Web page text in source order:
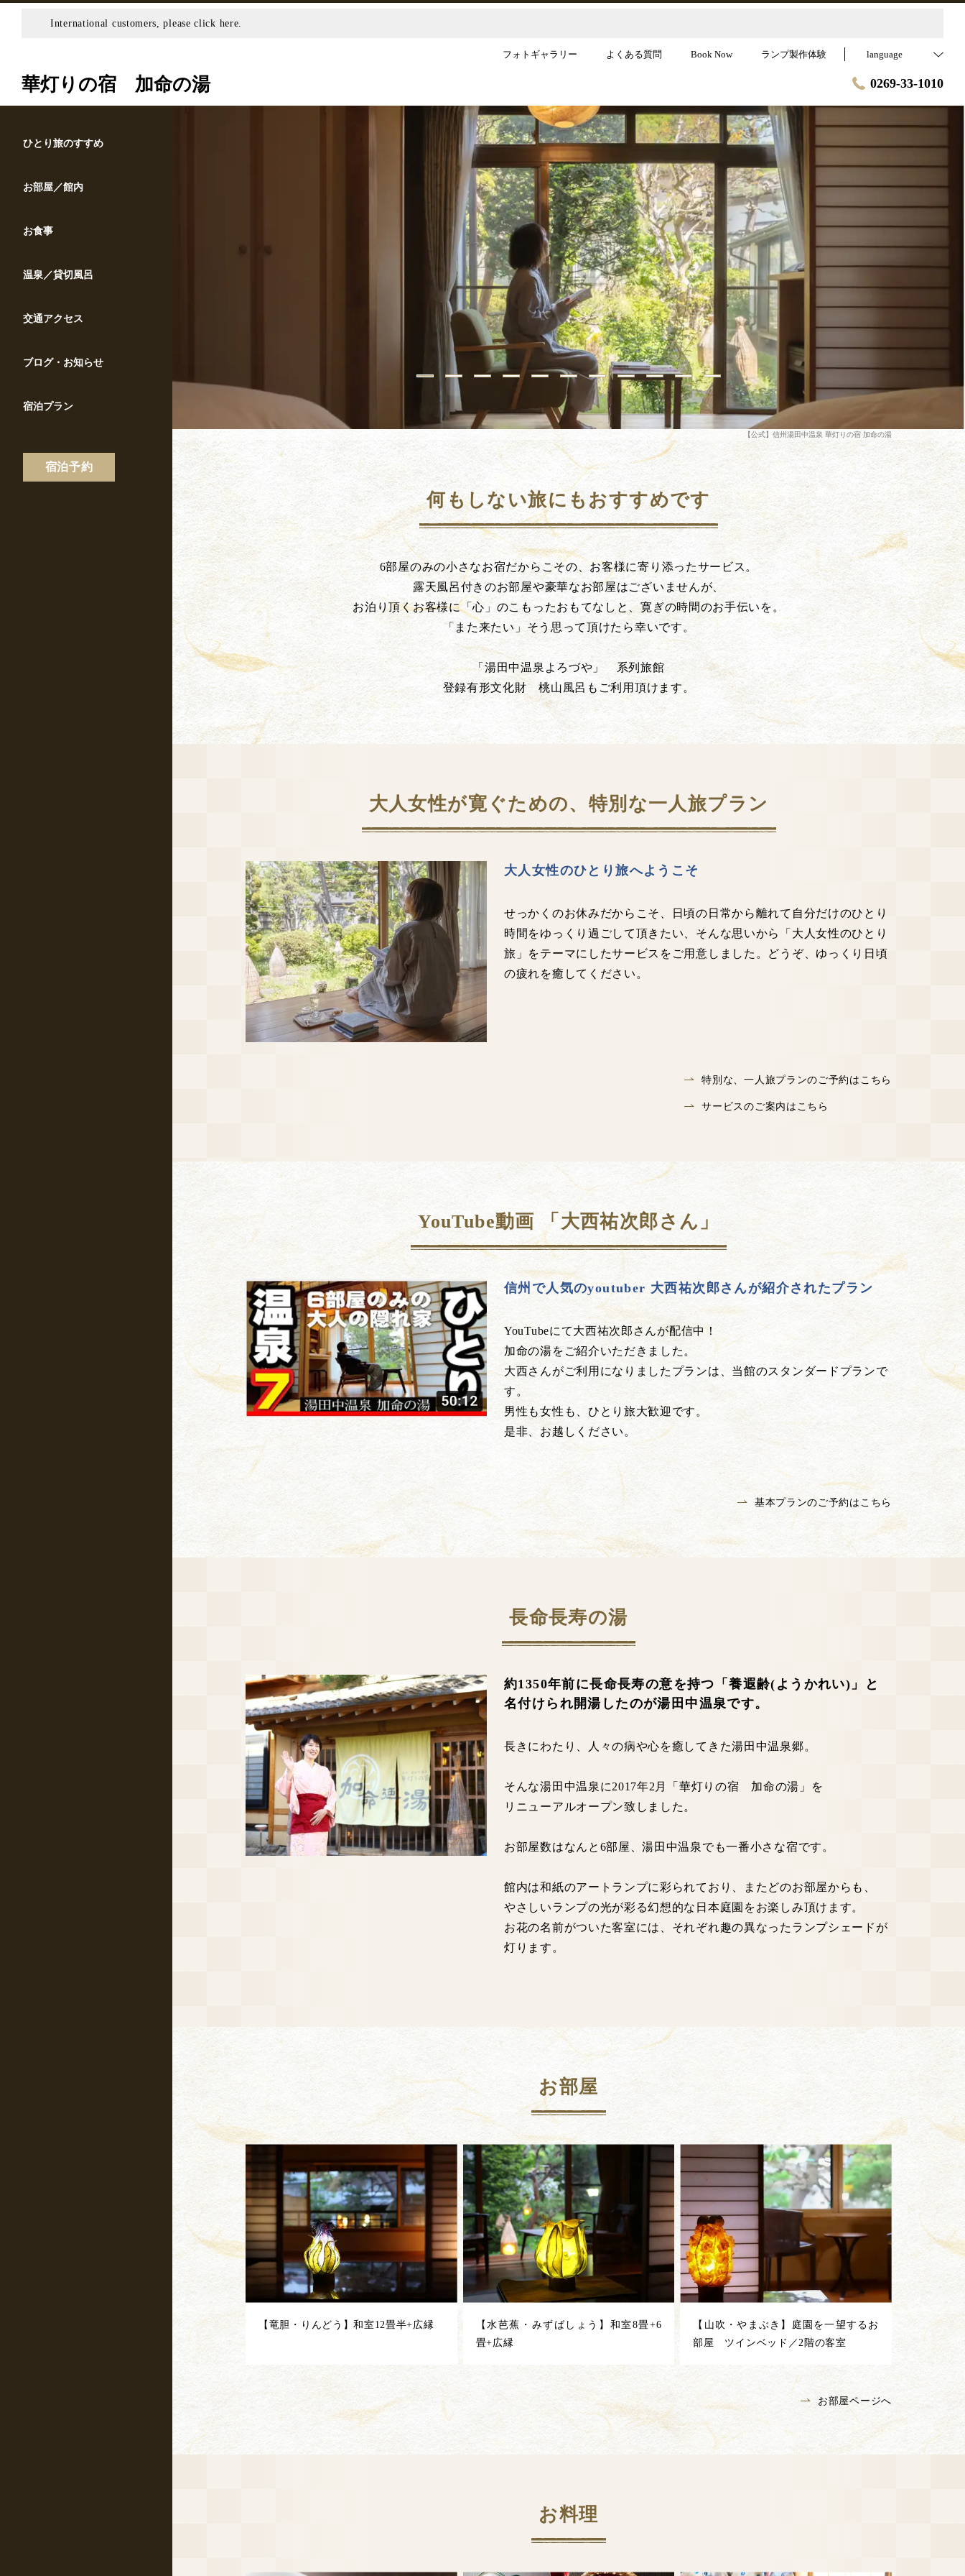
International customers, please click here.
フォトギャラリー よくある質問 Book Now ランプ製作体験 language
華灯りの宿 加命の湯 0269-33-1010
ひとり旅のすすめ
お部屋／館内
お食事
温泉／貸切風呂
交通アクセス
ブログ・お知らせ
宿泊プラン
宿泊予約
【公式】信州湯田中温泉 華灯りの宿 加命の湯
何もしない旅にもおすすめです
6部屋のみの小さなお宿だからこその、お客様に寄り添ったサービス。
露天風呂付きのお部屋や豪華なお部屋はございませんが、
お泊り頂くお客様に「心」のこもったおもてなしと、寛ぎの時間のお手伝いを。
「また来たい」そう思って頂けたら幸いです。
「湯田中温泉よろづや」 系列旅館
登録有形文化財 桃山風呂もご利用頂けます。
大人女性が寛ぐための、特別な一人旅プラン
大人女性のひとり旅へようこそ
せっかくのお休みだからこそ、日頃の日常から離れて自分だけのひとり
時間をゆっくり過ごして頂きたい、そんな思いから「大人女性のひとり
旅」をテーマにしたサービスをご用意しました。どうぞ、ゆっくり日頃
の疲れを癒してください。
特別な、一人旅プランのご予約はこちら
サービスのご案内はこちら
YouTube動画 「大西祐次郎さん」
信州で人気のyoutuber 大西祐次郎さんが紹介されたプラン
YouTubeにて大西祐次郎さんが配信中！
加命の湯をご紹介いただきました。
大西さんがご利用になりましたプランは、当館のスタンダードプランで
す。
男性も女性も、ひとり旅大歓迎です。
是非、お越しください。
基本プランのご予約はこちら
長命長寿の湯
約1350年前に長命長寿の意を持つ「養遐齢(ようかれい)」と
名付けられ開湯したのが湯田中温泉です。
長きにわたり、人々の病や心を癒してきた湯田中温泉郷。
そんな湯田中温泉に2017年2月「華灯りの宿 加命の湯」を
リニューアルオープン致しました。
お部屋数はなんと6部屋、湯田中温泉でも一番小さな宿です。
館内は和紙のアートランプに彩られており、またどのお部屋からも、
やさしいランプの光が彩る幻想的な日本庭園をお楽しみ頂けます。
お花の名前がついた客室には、それぞれ趣の異なったランプシェードが
灯ります。
お部屋
【竜胆・りんどう】和室12畳半+広縁
【水芭蕉・みずばしょう】和室8畳+6
畳+広縁
【山吹・やまぶき】庭園を一望するお
部屋 ツインベッド／2階の客室
お部屋ページへ
お料理